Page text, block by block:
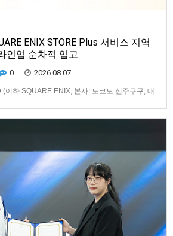
ENIX STORE Plus 서비스 지역
인업 순차적 입고
0 2026.08.07
이하 SQUARE ENIX, 본사: 도쿄도 신주쿠구, 대